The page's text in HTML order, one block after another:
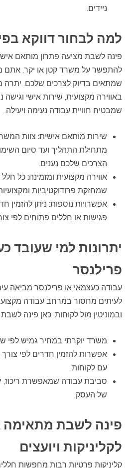
ניידים.
למה לבחור דווקא
פינה לשבת מציעה פתרון מותאם
להתפשר על משרד קטן או יקר,
שמתאים בדיוק לצרכים שלכם.
באווירה מקצועית, שירות אישי
שמבטיח חוויית עבודה נעימה ויעילה.
שירות מותאם אישית: צוות
מתחילת התהליך ועד סיום
הצרכים שלכם נענים.
אווירה מקצועית ומזמינה: כל חלל
שמחזקת פרודוקטיביות
אפשרויות נוספות: ניתן להזמין
פגישות או חללים פתוחים לפי
יתרונות למי שעובד
פרילנסר
עבודה כעצמאי או פרילנסר מביאה
לעיתים מחסור במרחב עבודה
ובמוניטין מול לקוחות. כאן פינה
משרד יוקרתי במחיר גמיש לפי
אפשרות להזמין חדרים לפי צורך
עם לקוחות.
סביבת עבודה שמאפשרת ריכוז,
של העסק.
פינה לשבת מתאימה
לקליניקות ויועצים
קליניקות פרטיות רבות מחפשות